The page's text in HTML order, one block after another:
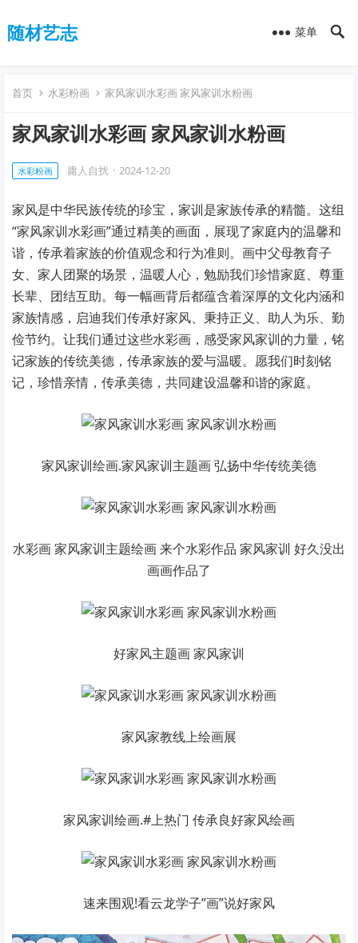
随材艺志 菜单
首页 水彩粉画 家风家训水彩画 家风家训水粉画
家风家训水彩画 家风家训水粉画
水彩粉画 庸人自扰 · 2024-12-20
家风是中华民族传统的珍宝，家训是家族传承的精髓。这组
“家风家训水彩画”通过精美的画面，展现了家庭内的温馨和
谐，传承着家族的价值观念和行为准则。画中父母教育子
女、家人团聚的场景，温暖人心，勉励我们珍惜家庭、尊重
长辈、团结互助。每一幅画背后都蕴含着深厚的文化内涵和
家族情感，启迪我们传承好家风、秉持正义、助人为乐、勤
俭节约。让我们通过这些水彩画，感受家风家训的力量，铭
记家族的传统美德，传承家族的爱与温暖。愿我们时刻铭
记，珍惜亲情，传承美德，共同建设温馨和谐的家庭。
家风家训绘画.家风家训主题画 弘扬中华传统美德
水彩画 家风家训主题绘画 来个水彩作品 家风家训 好久没出
画画作品了
好家风主题画 家风家训
家风家教线上绘画展
家风家训绘画.#上热门 传承良好家风绘画
速来围观!看云龙学子”画”说好家风